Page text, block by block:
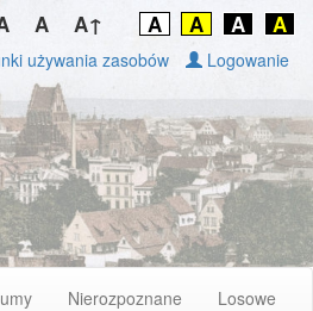
A A↑ A A A A
używania zasobów Logowanie
Nierozpoznane Losowe